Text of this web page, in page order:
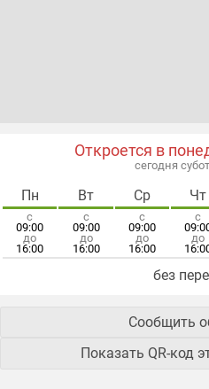
Откроется в
сегодня
Пн
с
09:00
до
16:00
Вт
с
09:00
до
16:00
Ср
с
09:00
до
16:00
Чт
с
до
без
Сообщить
Показать QR-код